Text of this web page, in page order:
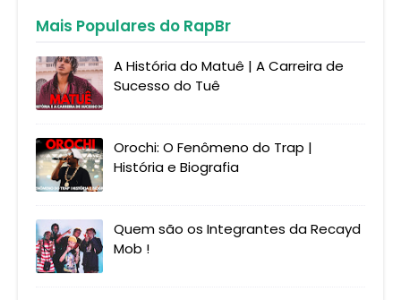
Mais Populares do RapBr
A História do Matuê | A Carreira de
Sucesso do Tuê
Orochi: O Fenômeno do Trap |
História e Biografia
Quem são os Integrantes da Recayd
Mob !